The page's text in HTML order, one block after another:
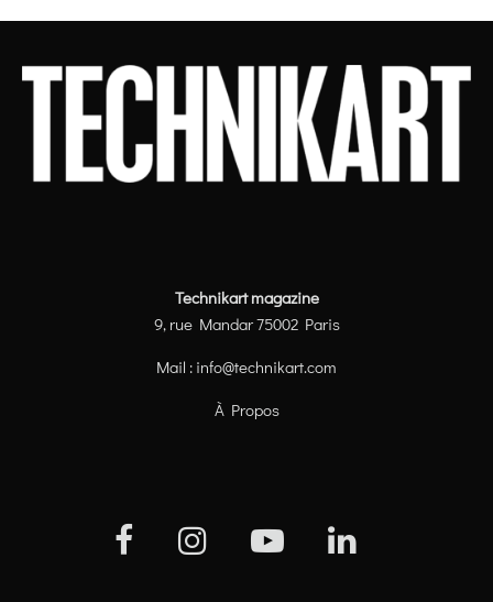
Technikart magazine
9, rue Mandar 75002 Paris
Mail : info@technikart.com
À Propos